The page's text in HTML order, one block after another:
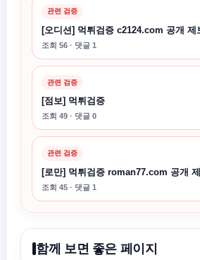
관련 검증
[오디션] 먹튀검증 c2124.com 공개 제
조회 56 · 댓글 1
관련 검증
[점보] 먹튀검증
조회 49 · 댓글 0
관련 검증
[로만] 먹튀검증 roman77.com 공개
조회 45 · 댓글 1
함께 보면 좋은 페이지